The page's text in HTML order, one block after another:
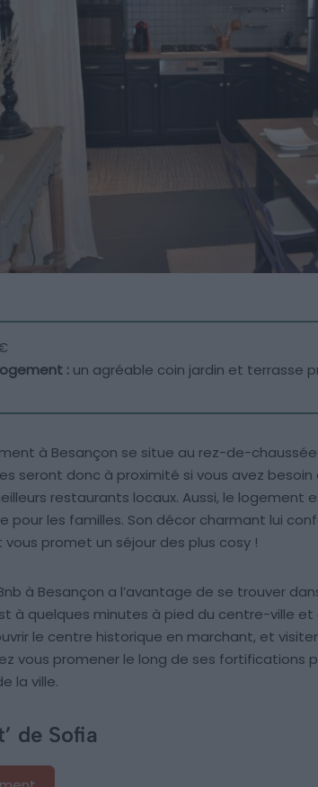
: un agréable coin jardin et terrasse
à Besançon se situe au rez-de-
seront donc à proximité si vous avez besoin
restaurants locaux. Aussi, le
pour les familles. Son décor charmant lui
vous promet un séjour des plus cosy !
à Besançon a l’avantage de se trouver
à quelques minutes à pied du centre-ville
le centre historique en marchant, et
vous promener le long de ses fortifications
la ville.
de Sofia